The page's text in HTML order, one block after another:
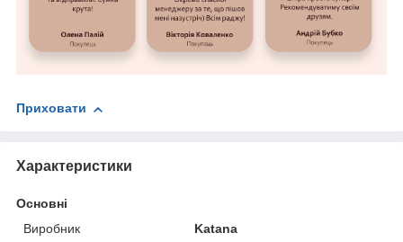
Приховати
Характеристики
Основні
Виробник
Katana